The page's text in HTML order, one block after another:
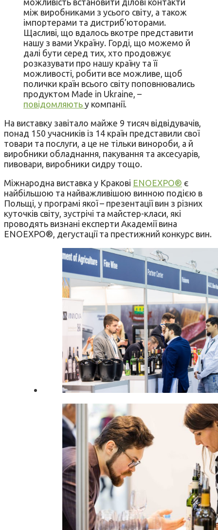
між виробниками з усього світу, а також
імпортерами та дистриб’юторами.
Щасливі, що вдалось вкотре представити
нашу з вами Україну. Горді, що можемо й
далі бути серед тих, хто продовжує
розказувати про нашу країну та її
можливості, робити все можливе, щоб
полички країн всього світу поповнювались
продуктом Made in Ukraine, –
повідомляють у компанії.
На виставку завітало майже 9 тисяч відвідувачів,
понад 150 учасників із 14 країн представили свої
товари та послуги, а це не тільки винороби, а й
виробники обладнання, пакування та аксесуарів,
пивовари, виробники сидру тощо.
Міжнародна виставка у Кракові ENOEXPO® є
найбільшою та найважливішою винною подією в
Польщі, у програмі якої – презентації вин з різних
куточків світу, зустрічі та майстер-класи, які
проводять визнані експерти Академії вина
ENOEXPO®, дегустації та престижний конкурс вин.